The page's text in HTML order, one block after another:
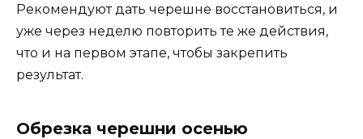
Рекомендуют дать черешне восстановиться, и
уже через неделю повторить те же действия,
что и на первом этапе, чтобы закрепить
результат.
Обрезка черешни осенью